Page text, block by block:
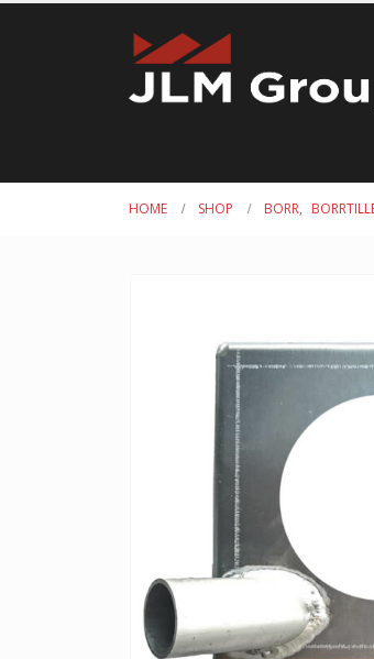
HOME SHOP BORR,